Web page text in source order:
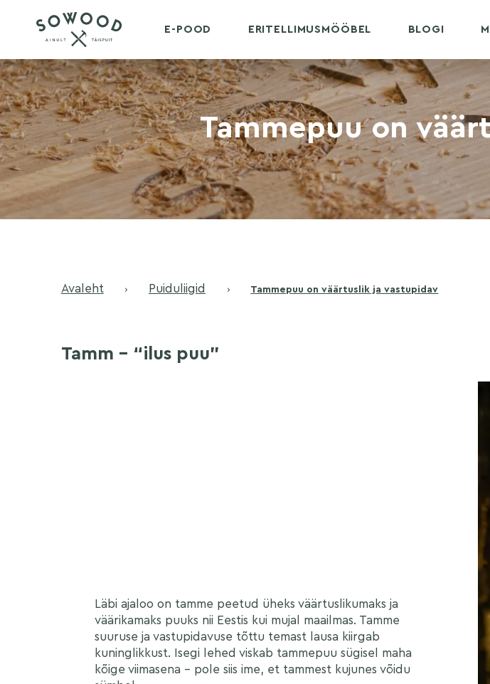
E-POOD ERITELLIMUSMÖÖBEL BLOGI
Tammepuu on
Avaleht › Puiduliigid › Tammepuu on väärtuslik ja vastupidav
Tamm – “ilus puu”
Läbi ajaloo on tamme peetud üheks väärtuslikumaks ja
väärikamaks puuks nii Eestis kui mujal maailmas. Tamme
suuruse ja vastupidavuse tõttu temast lausa kiirgab
kuninglikkust. Isegi lehed viskab tammepuu sügisel maha
kõige viimasena – pole siis ime, et tammest kujunes võidu